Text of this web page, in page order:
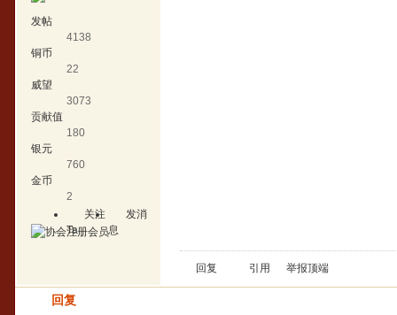
发帖
4138
铜币
22
威望
3073
贡献值
180
银元
760
金币
2
关注
Ta
发消
息
回复 引用 举报顶端
回复